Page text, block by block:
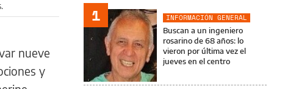
nueve
y
1
INFORMACIÓN GENERAL
Buscan a un ingeniero
rosarino de 68 años: lo
vieron por última vez el
jueves en el centro